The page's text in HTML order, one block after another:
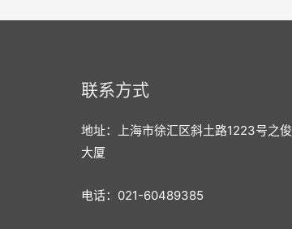
联系方式
地址：上海市徐汇区斜土路1223号之俊
大厦
电话：021-60489385